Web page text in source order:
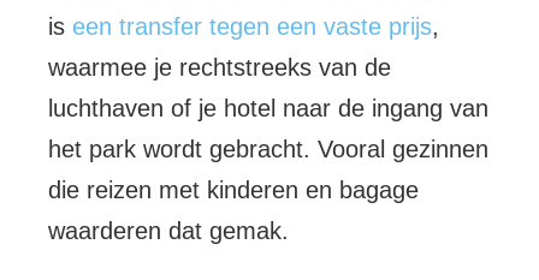
is een transfer tegen een vaste prijs,
waarmee je rechtstreeks van de
luchthaven of je hotel naar de ingang van
het park wordt gebracht. Vooral gezinnen
die reizen met kinderen en bagage
waarderen dat gemak.